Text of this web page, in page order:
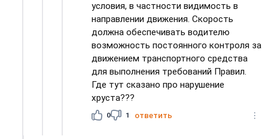
условия, в частности видимость в
направлении движения. Скорость
должна обеспечивать водителю
возможность постоянного контроля за
движением транспортного средства
для выполнения требований Правил.
Где тут сказано про нарушение
хруста???
0 1 ответить